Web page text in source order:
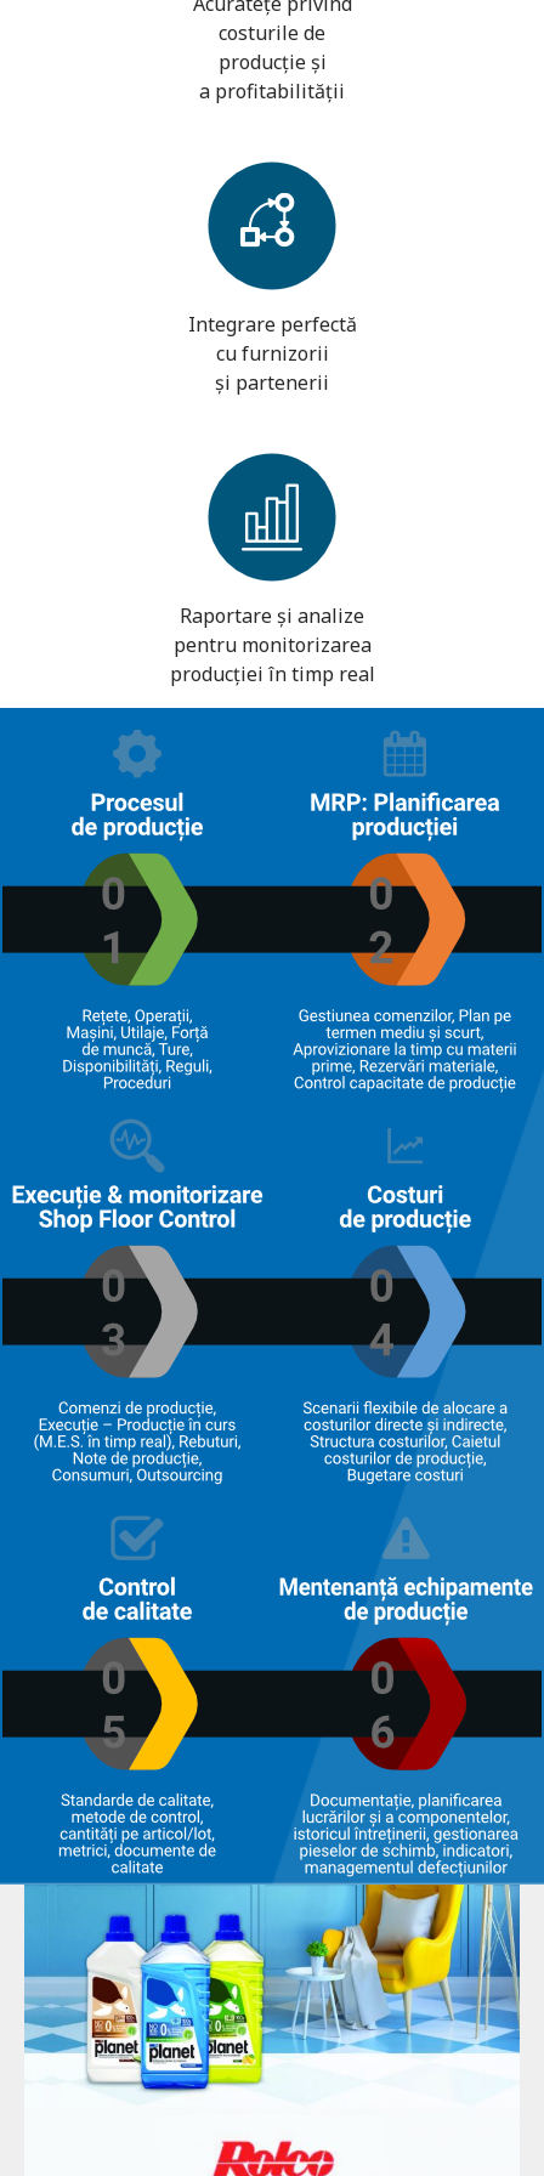
costurile de
producție și
a profitabilității
Integrare perfectă
cu furnizorii
și partenerii
Raportare și analize
pentru monitorizarea
producției în timp real